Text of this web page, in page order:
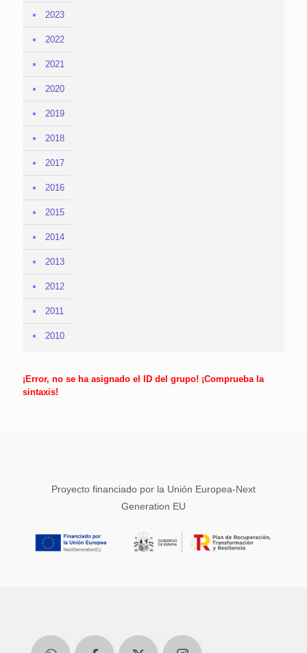
2023
2022
2021
2020
2019
2018
2017
2016
2015
2014
2013
2012
2011
2010
¡Error, no se ha asignado el ID del grupo! ¡Comprueba la
sintaxis!
Proyecto financiado por la Unión Europea-Next
Generation EU